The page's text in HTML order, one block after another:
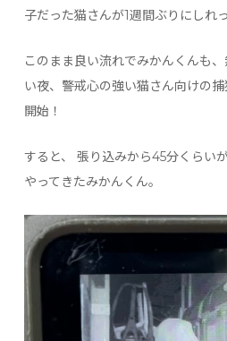
子だった猫さんが1週間ぶりにしれ
このまま良い流れでみかんくんも
い夜、警戒心の強い猫さん向けの
開始！
すると、 張り込みから45分くらい
やってきたみかんくん。